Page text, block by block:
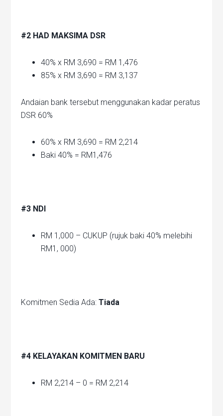
#2 HAD MAKSIMA DSR
40% x RM 3,690 = RM 1,476
85% x RM 3,690 = RM 3,137
Andaian bank tersebut menggunakan kadar peratus
DSR 60%
60% x RM 3,690 = RM 2,214
Baki 40% = RM1,476
#3 NDI
RM 1,000 – CUKUP (rujuk baki 40% melebihi
RM1, 000)
Komitmen Sedia Ada:Tiada
#4 KELAYAKAN KOMITMEN BARU
RM 2,214 – 0 = RM 2,214